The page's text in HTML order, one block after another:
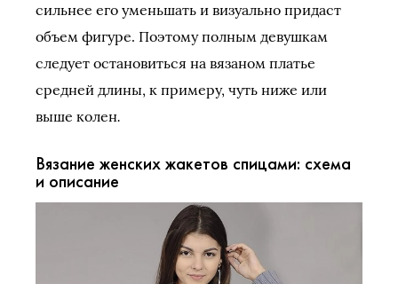
сильнее его уменьшать и визуально придаст
объем фигуре. Поэтому полным девушкам
следует остановиться на вязаном платье
средней длины, к примеру, чуть ниже или
выше колен.
Вязание женских жакетов спицами: схема
и описание